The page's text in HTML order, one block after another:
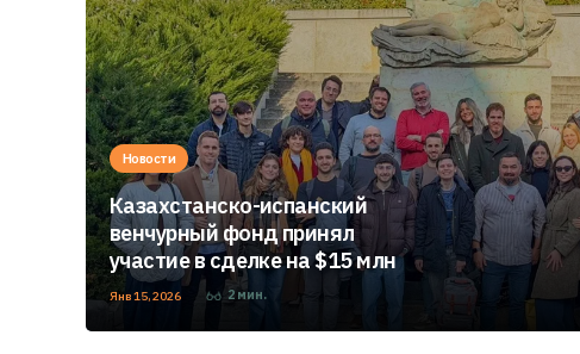
Новости
Казахстанско-испанский
венчурный фонд принял
участие в сделке на $15 млн
Янв 15, 2026 2 мин.